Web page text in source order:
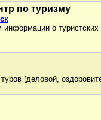
по туризму
о
(деловой,